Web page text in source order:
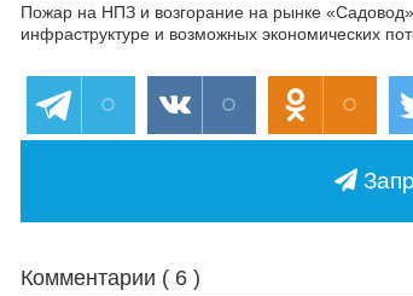
Пожар на НПЗ и возгорание на рынке
инфраструктуре и возможных экономических
Комментарии ( 6 )